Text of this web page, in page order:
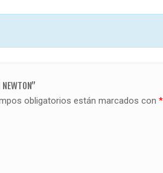
NEWTON”
obligatorios están marcados con *